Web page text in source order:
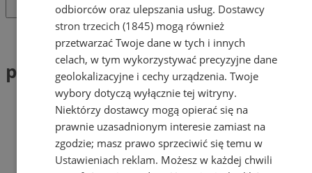
Tag: pasy
pasy (1)
odbiorców oraz ulepszania usług. Dostawcy
stron trzecich (1845) mogą również
przetwarzać Twoje dane w tych i innych
celach, w tym wykorzystywać precyzyjne dane
geolokalizacyjne i cechy urządzenia. Twoje
wybory dotyczą wyłącznie tej witryny.
Niektórzy dostawcy mogą opierać się na
prawnie uzasadnionym interesie zamiast na
zgodzie; masz prawo sprzeciwić się temu w
Ustawieniach reklam. Możesz w każdej chwili